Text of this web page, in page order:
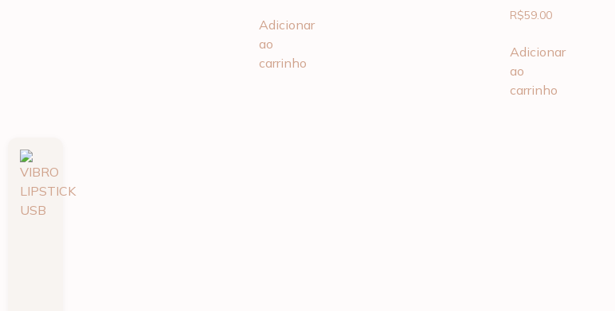
Adicionar
ao
carrinho
R$59.00
Adicionar
ao
carrinho